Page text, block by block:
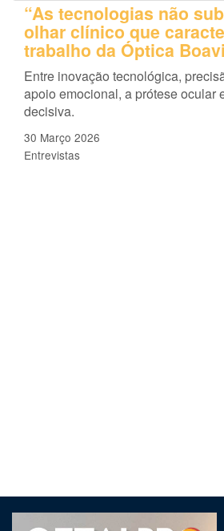
“As tecnologias não
olhar clínico que
trabalho da Óptica
Entre inovação tecnológica,
apoio emocional, a prótese ocular
decisiva.
30 Março 2026
Entrevistas